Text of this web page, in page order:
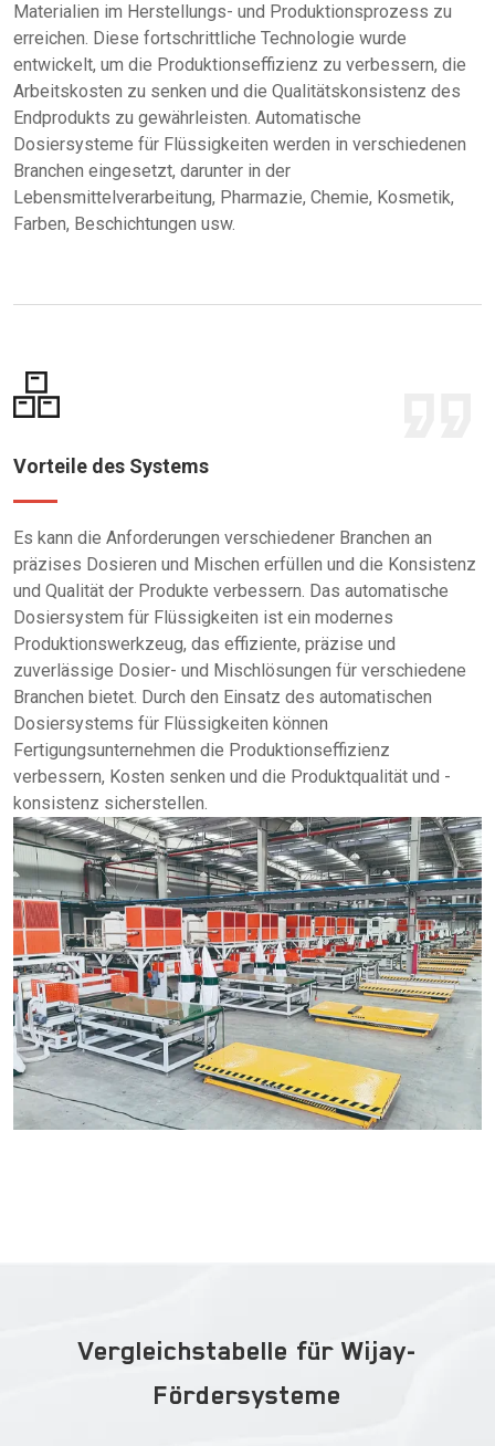
Materialien im Herstellungs- und Produktionsprozess zu
erreichen. Diese fortschrittliche Technologie wurde
entwickelt, um die Produktionseffizienz zu verbessern, die
Arbeitskosten zu senken und die Qualitätskonsistenz des
Endprodukts zu gewährleisten. Automatische
Dosiersysteme für Flüssigkeiten werden in verschiedenen
Branchen eingesetzt, darunter in der
Lebensmittelverarbeitung, Pharmazie, Chemie, Kosmetik,
Farben, Beschichtungen usw.
Vorteile des Systems
Es kann die Anforderungen verschiedener Branchen an
präzises Dosieren und Mischen erfüllen und die Konsistenz
und Qualität der Produkte verbessern. Das automatische
Dosiersystem für Flüssigkeiten ist ein modernes
Produktionswerkzeug, das effiziente, präzise und
zuverlässige Dosier- und Mischlösungen für verschiedene
Branchen bietet. Durch den Einsatz des automatischen
Dosiersystems für Flüssigkeiten können
Fertigungsunternehmen die Produktionseffizienz
verbessern, Kosten senken und die Produktqualität und -
konsistenz sicherstellen.
Vergleichstabelle für Wijay-
Fördersysteme